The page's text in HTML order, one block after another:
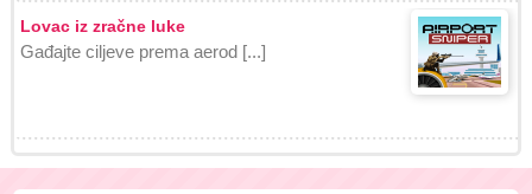
Lovac iz zračne luke
Gađajte ciljeve prema aerod [...]